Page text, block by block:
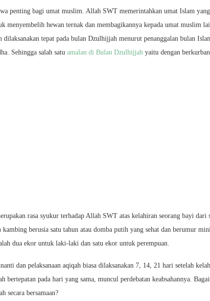
penting bagi umat muslim. Allah SWT memerintahkan umat Islam
menyembelih hewan ternak dan membagikannya kepada umat muslim
dilaksanakan tepat pada bulan Dzulhijjah menurut penanggalan bulan
Sehingga salah satu amalan di Bulan Dzulhijjah yaitu dengan berkurban
rasa syukur terhadap Allah SWT atas kelahiran seorang bayi dari
berusia satu tahun atau domba putih yang sehat dan berumur
dua ekor untuk laki-laki dan satu ekor untuk perempuan.
dan pelaksanaan aqiqah biasa dilaksanakan 7, 14, 21 hari setelah
bertepatan pada hari yang sama, muncul perdebatan keabsahannya.
secara bersamaan?